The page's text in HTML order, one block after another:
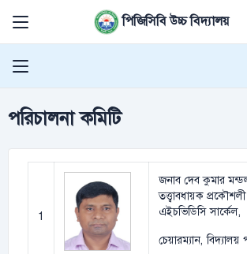
পিজিসিবি উচ্চ বিদ্যালয়
পরিচালনা কমিটি
1
জনাব দেব কুমার
তত্ত্বাবধায়ক
এইচভিডিসি সার্কেল,
চেয়ারম্যান, বিদ্যালয়